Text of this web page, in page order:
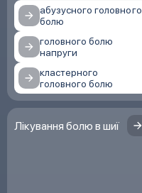
абузусного головного
болю
головного болю
напруги
кластерного
головного болю
Лікування болю в шиї